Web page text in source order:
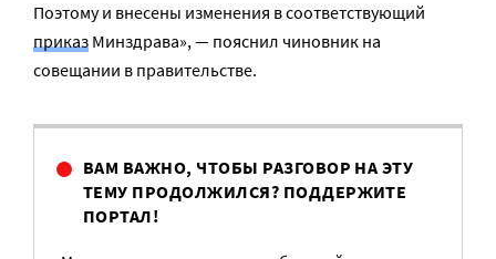
Поэтому и внесены изменения в соответствующий
приказ Минздрава», — пояснил чиновник на
совещании в правительстве.
ВАМ ВАЖНО, ЧТОБЫ РАЗГОВОР НА ЭТУ
ТЕМУ ПРОДОЛЖИЛСЯ? ПОДДЕРЖИТЕ
ПОРТАЛ!